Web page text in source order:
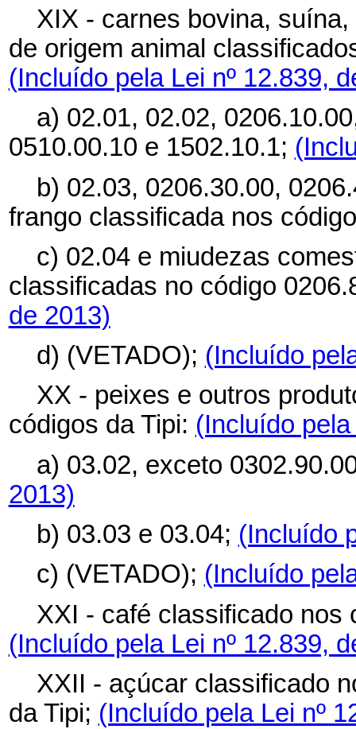
XIX - carnes bovina,
de origem animal
(Incluído pela Lei nº 12.839,
a) 02.01, 02.02,
0510.00.10 e 1502.10.1;
b) 02.03, 0206.30.00,
frango classificada nos
c) 02.04 e miudezas
classificadas no código
de 2013)
d) (VETADO); (Incluído
XX - peixes e outros
códigos da Tipi: (Incluído
a) 03.02, exceto
2013)
b) 03.03 e 03.04; (Incluído
c) (VETADO); (Incluído
XXI - café classificado nos
(Incluído pela Lei nº 12.839,
XXII - açúcar classificado
da Tipi; (Incluído pela Lei nº